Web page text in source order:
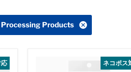
Products
ネコポス